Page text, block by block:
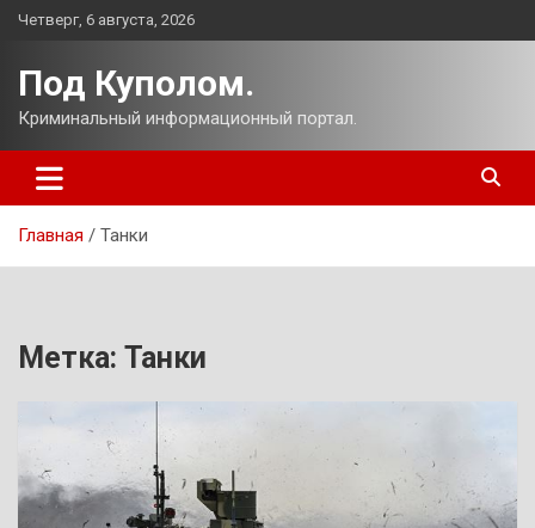
Перейти
Четверг, 6 августа, 2026
Под Куполом.
Криминальный информационный портал.
Главная Танки
Метка: Танки